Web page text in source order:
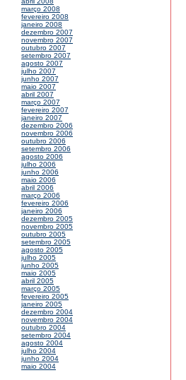
março 2008
fevereiro 2008
janeiro 2008
dezembro 2007
novembro 2007
outubro 2007
setembro 2007
agosto 2007
julho 2007
junho 2007
maio 2007
abril 2007
março 2007
fevereiro 2007
janeiro 2007
dezembro 2006
novembro 2006
outubro 2006
setembro 2006
agosto 2006
julho 2006
junho 2006
maio 2006
abril 2006
março 2006
fevereiro 2006
janeiro 2006
dezembro 2005
novembro 2005
outubro 2005
setembro 2005
agosto 2005
julho 2005
junho 2005
maio 2005
abril 2005
março 2005
fevereiro 2005
janeiro 2005
dezembro 2004
novembro 2004
outubro 2004
setembro 2004
agosto 2004
julho 2004
junho 2004
maio 2004